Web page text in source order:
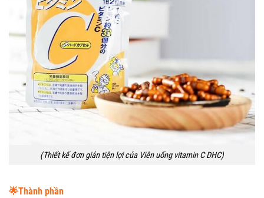
(Thiết kế đơn giản tiện lợi của Viên uống vitamin C DHC)
🌟Thành phần